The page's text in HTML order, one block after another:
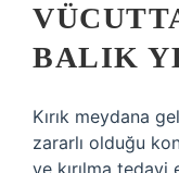
BALIK
Kırık meydana
zararlı olduğu
ve kırılma